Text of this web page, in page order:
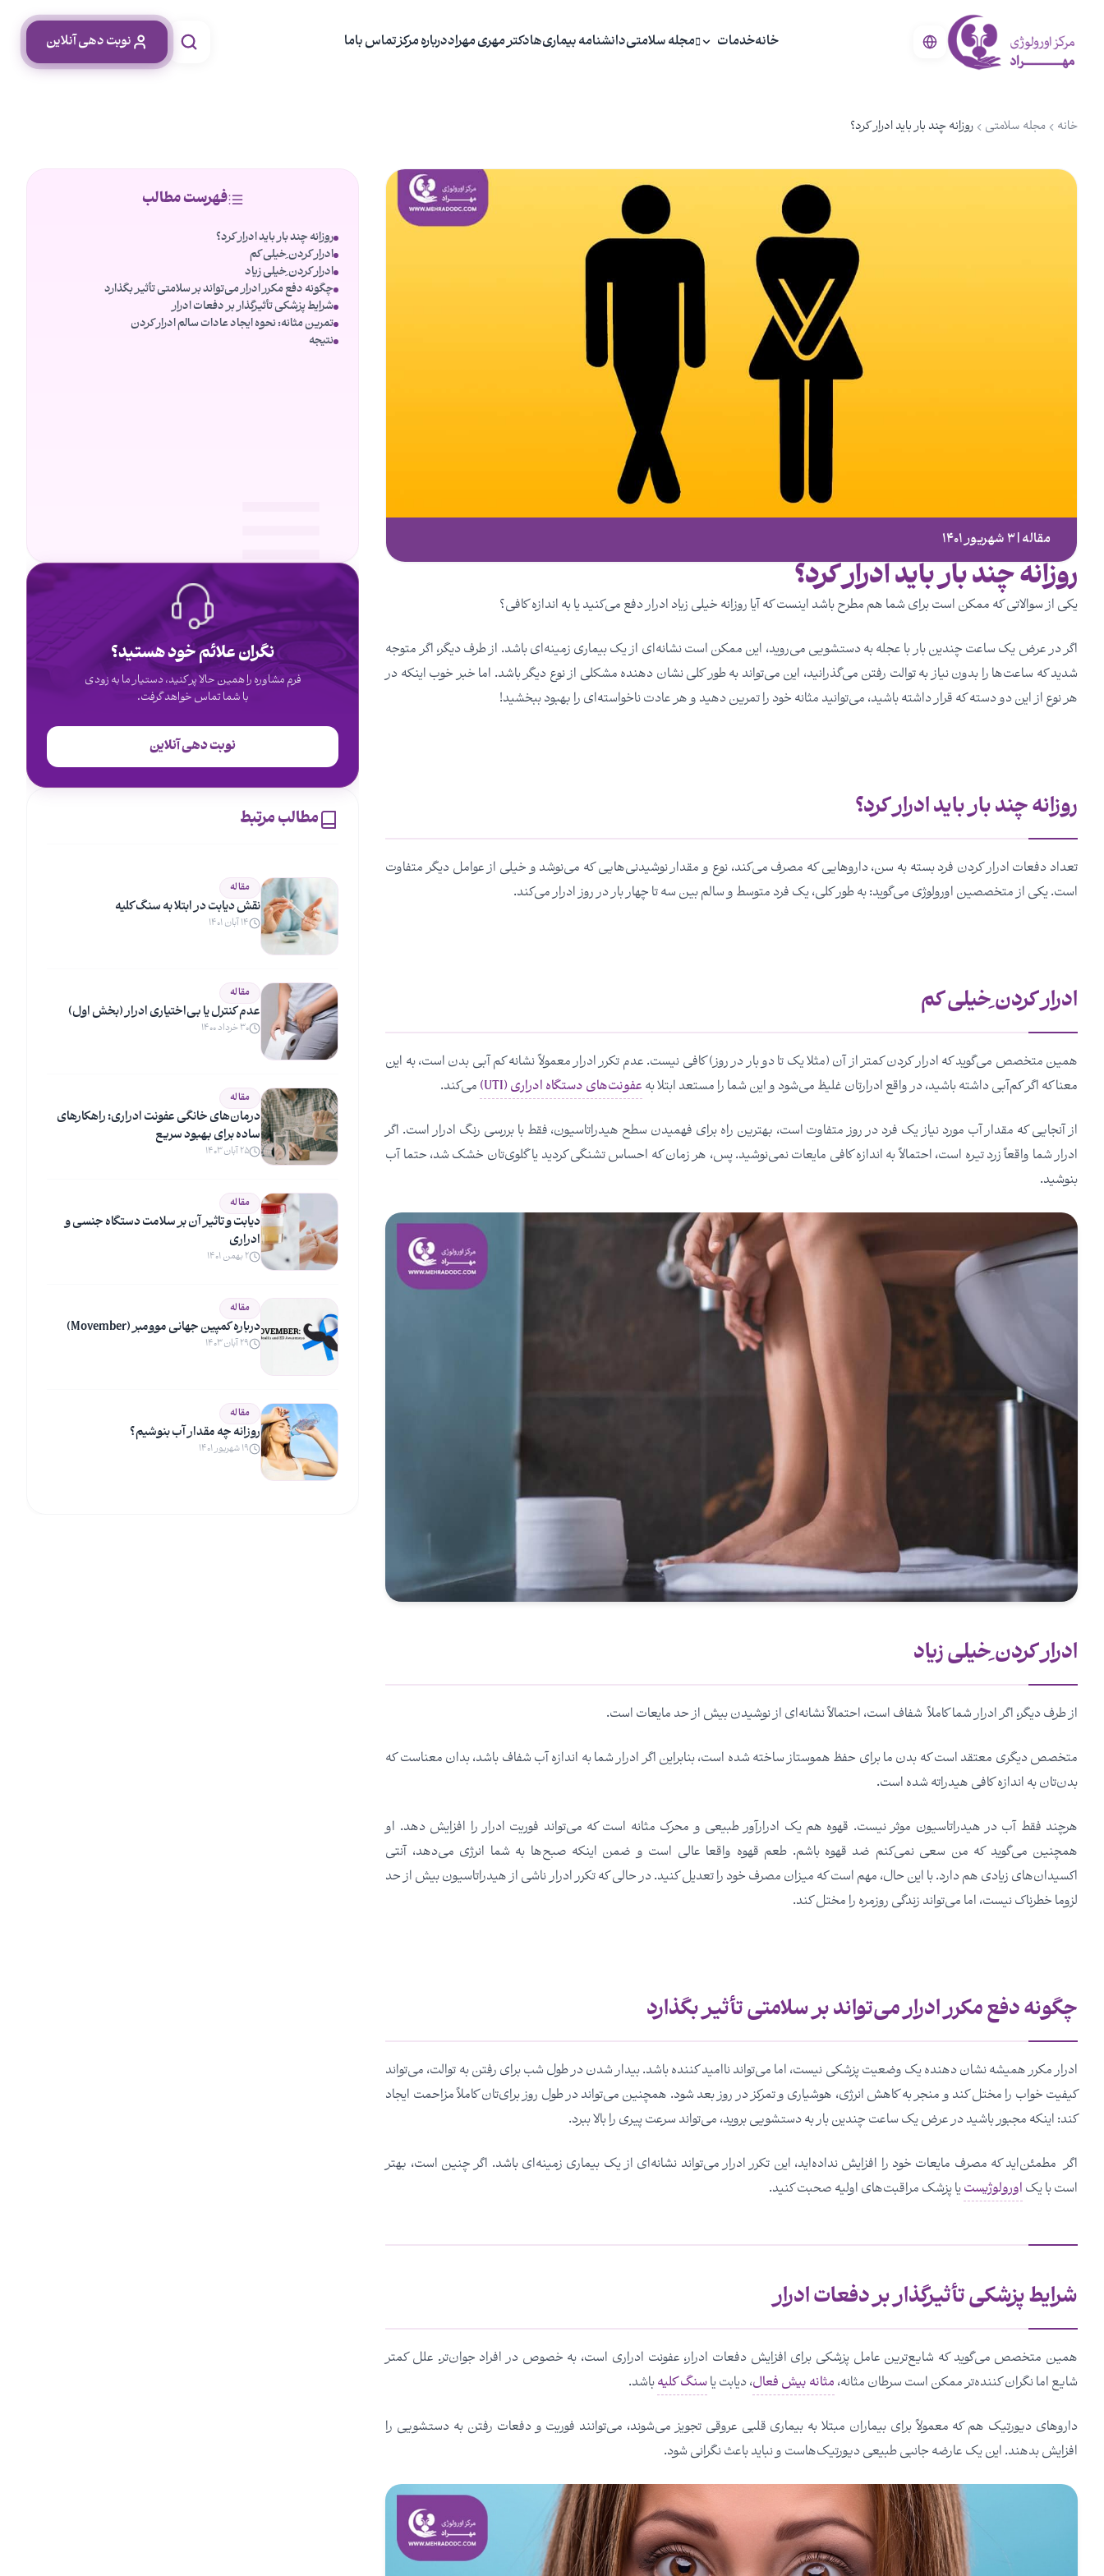
خانهخدمات مجله سلامتیدانشنامه بیماری‌هادکتر مهری مهراددرباره مرکزتماس باما نوبت دهی آنلاین
خانه مجله سلامتی روزانه چند بار باید ادرار کرد؟
مقاله | ۳ شهریور ۱۴۰۱
روزانه چند بار باید ادرار کرد؟
یکی از سوالاتی که ممکن است برای شما هم مطرح باشد اینست که آیا روزانه خیلی زیاد ادرار دفع می‌کنید یا به اندازه کافی؟
اگر در عرض یک ساعت چندین بار با عجله به دستشویی می‌روید، این ممکن است نشانه‌ای از یک بیماری زمینه‌ای باشد. از طرف دیگر، اگر متوجه
شدید که ساعت‌ها را بدون نیاز به توالت رفتن می‌گذرانید، این می‌تواند به طور کلی نشان دهنده مشکلی از نوع دیگر باشد. اما خبر خوب اینکه در
هر نوع از این دو دسته که قرار داشته باشید، می‌توانید مثانه خود را تمرین دهید و هر عادت ناخواسته‌ای را بهبود ببخشید!
روزانه چند بار باید ادرار کرد؟
تعداد دفعات ادرار کردن فرد بسته به سن، داروهایی که مصرف می‌کند، نوع و مقدار نوشیدنی‌هایی که می‌نوشد و خیلی از عوامل دیگر متفاوت
است. یکی از متخصصین اورولوژی می‌گوید: به طور کلی، یک فرد متوسط و سالم بین سه تا چهار بار در روز ادرار می‌کند.
ادرار کردن ِخیلی کم
همین متخصص می‌گوید که ادرار کردن کمتر از آن (مثلا یک تا دو بار در روز) کافی نیست. عدم تکرر ادرار معمولاً نشانه کم آبی بدن است، به این
معنا که اگر کم‌آبی داشته باشید، در واقع ادرارتان غلیظ می‌شود و این شما را مستعد ابتلا بهعفونت‌های دستگاه ادراری (UTI)
می‌کند.
از آنجایی که مقدار آب مورد نیاز یک فرد در روز متفاوت است، بهترین راه برای فهمیدن سطح هیدراتاسیون، فقط با بررسی رنگ ادرار است. اگر
ادرار شما واقعاً زرد تیره است، احتمالاً به اندازه کافی مایعات نمی‌نوشید. پس، هر زمان که احساس تشنگی کردید یا گلوی‌تان خشک شد، حتما آب
بنوشید.
ادرار کردن ِخیلی زیاد
از طرف دیگر، اگر ادرار شما کاملاً شفاف است، احتمالاً نشانه‌ای از نوشیدن بیش از حد مایعات است.
متخصص دیگری معتقد است که بدن ما برای حفظ هموستاز ساخته شده است، بنابراین اگر ادرار شما به اندازه آب شفاف باشد، بدان معناست که
بدن‌تان به اندازه کافی هیدراته شده است.
هرچند فقط آب در هیدراتاسیون موثر نیست. قهوه هم یک ادرارآور طبیعی و محرک مثانه است که می‌تواند فوریت ادرار را افزایش دهد. او
همچنین می‌گوید که من سعی نمی‌کنم ضد قهوه باشم. طعم قهوه واقعا عالی است و ضمن اینکه صبح‌ها به شما انرژی می‌دهد، آنتی
اکسیدان‌های زیادی هم دارد. با این حال، مهم است که میزان مصرف خود را تعدیل کنید. در حالی که تکرر ادرار ناشی از هیدراتاسیون بیش از حد
لزوما خطرناک نیست، اما می‌تواند زندگی روزمره را مختل کند.
چگونه دفع مکرر ادرار می‌تواند بر سلامتی تأثیر بگذارد
ادرار مکرر همیشه نشان دهنده یک وضعیت پزشکی نیست، اما می‌تواند ناامید کننده باشد. بیدار شدن در طول شب برای رفتن به توالت، می‌تواند
کیفیت خواب را مختل کند و منجر به کاهش انرژی، هوشیاری و تمرکز در روز بعد شود. همچنین می‌تواند در طول روز برای‌تان کاملاً مزاحمت ایجاد
کند: اینکه مجبور باشید در عرض یک ساعت چندین بار به دستشویی بروید، می‌تواند سرعت پیری را بالا ببرد.
اگر مطمئن‌اید که مصرف مایعات خود را افزایش نداده‌اید، این تکرر ادرار می‌تواند نشانه‌ای از یک بیماری زمینه‌ای باشد. اگر چنین است، بهتر
است با یکاورولوژیستیا پزشک مراقبت‌های اولیه صحبت کنید.
شرایط پزشکی تأثیرگذار بر دفعات ادرار
همین متخصص می‌گوید که شایع‌ترین عامل پزشکی برای افزایش دفعات ادرار، عفونت ادراری است، به خصوص در افراد جوان‌تر. علل کمتر
شایع اما نگران کننده‌تر ممکن است سرطان مثانه،مثانه بیش فعال، دیابت یاسنگ کلیهباشد.
داروهای دیورتیک هم که معمولاً برای بیماران مبتلا به بیماری قلبی عروقی تجویز می‌شوند، می‌توانند فوریت و دفعات رفتن به دستشویی را
افزایش بدهند. این یک عارضه جانبی طبیعی دیورتیک‌هاست و نباید باعث نگرانی شود.
فهرست مطالب
روزانه چند بار باید ادرار کرد؟
ادرار کردن ِخیلی کم
ادرار کردن ِخیلی زیاد
چگونه دفع مکرر ادرار می‌تواند بر سلامتی تأثیر بگذارد
شرایط پزشکی تأثیرگذار بر دفعات ادرار
تمرین مثانه: نحوه ایجاد عادات سالم ادرار کردن
نتیجه
نگران علائم خود هستید؟
فرم مشاوره را همین حالا پر کنید، دستیار ما به زودی
با شما تماس خواهد گرفت.
نوبت دهی آنلاین
مطالب مرتبط
مقاله
نقش دیابت در ابتلا به سنگ کلیه
۱۴ آبان ۱۴۰۱
مقاله
عدم کنترل یا بی‌اختیاری ادرار (بخش اول)
۳۰ خرداد ۱۴۰۰
مقاله
درمان‌های خانگی عفونت ادراری: راهکارهای
ساده برای بهبود سریع
۲۵ آبان ۱۴۰۳
مقاله
دیابت و تاثیر آن بر سلامت دستگاه جنسی و
ادراری
۲ بهمن ۱۴۰۱
مقاله
درباره کمپین جهانی موومبر (Movember)
۲۹ آبان ۱۴۰۳
مقاله
روزانه چه مقدار آب بنوشیم؟
۱۹ شهریور ۱۴۰۱